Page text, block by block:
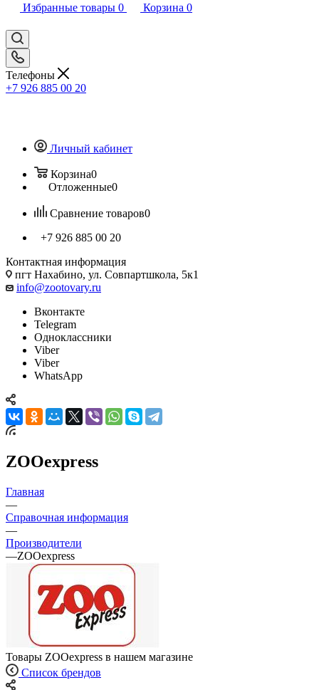
Избранные товары 0 Корзина 0
Телефоны
+7 926 885 00 20
Личный кабинет
Корзина0
Отложенные0
Сравнение товаров0
+7 926 885 00 20
Контактная информация
пгт Нахабино, ул. Совпартшкола, 5к1
info@zootovary.ru
Вконтакте
Telegram
Одноклассники
Viber
Viber
WhatsApp
ZOOexpress
Главная
—
Справочная информация
—
Производители
—ZOOexpress
Товары ZOOexpress в нашем магазине
Список брендов